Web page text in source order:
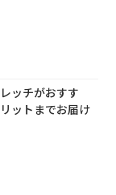
ッチがおすす
ットまでお届け